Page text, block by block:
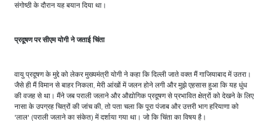
संगोष्ठी के दौरान यह बयान दिया था।
प्रदूषण पर सीएम योगी ने जताई चिंता
वायु प्रदूषण के मुद्दे को लेकर मुख्यमंत्री योगी ने कहा कि दिल्ली जाते वक्त मैं गाजियाबाद में उतरा।
जैसे ही मैं विमान से बाहर निकला, मेरी आंखों में जलन होने लगी और मुझे एहसास हुआ कि यह धुंध
की वजह से था। मैंने जब पराली जलाने और औद्योगिक प्रदूषण से प्रभावित क्षेत्रों को देखने के लिए
नासा के उपग्रह चित्रों की जांच की, तो पता चला कि पूरा पंजाब और उत्तरी भाग हरियाणा को
'लाल' (पराली जलाने का संकेत) में दर्शाया गया था। जो कि चिंता का विषय है।